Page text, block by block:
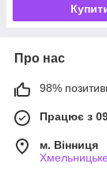
Про нас
98%
Працює з
м. Вінниця